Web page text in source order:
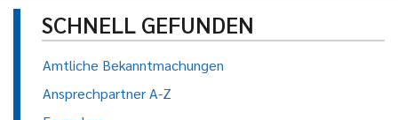
SCHNELL GEFUNDEN
Amtliche Bekanntmachungen
Ansprechpartner A-Z